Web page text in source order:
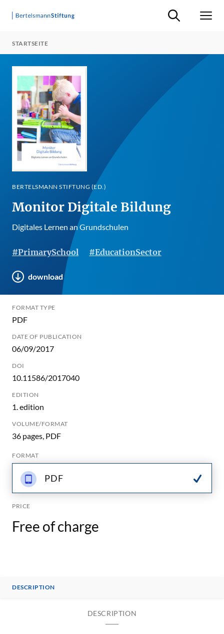
Suche ein-/
STARTSEITE
BERTELSMANN STIFTUNG (ED.)
Monitor Digitale Bildung
Digitales Lernen an Grundschulen
#PrimarySchool #EducationSector
download
FORMAT TYPE
PDF
DATE OF PUBLICATION
06/09/2017
DOI
10.11586/2017040
EDITION
1. edition
VOLUME/FORMAT
36 pages, PDF
FORMAT
PDF
PRICE
Free of charge
DESCRIPTION
DESCRIPTION